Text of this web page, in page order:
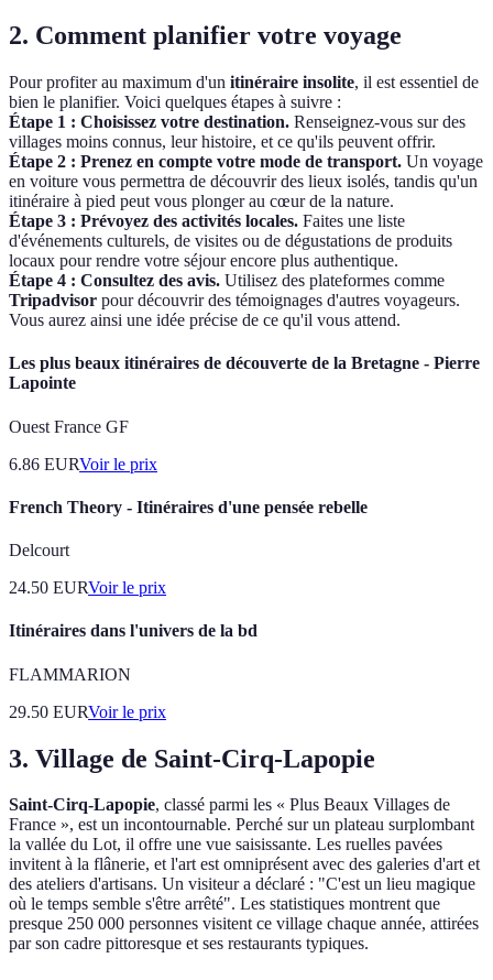
2. Comment planifier votre voyage
Pour profiter au maximum d'un itinéraire insolite, il est essentiel de
bien le planifier. Voici quelques étapes à suivre :
Étape 1 : Choisissez votre destination. Renseignez-vous sur des
villages moins connus, leur histoire, et ce qu'ils peuvent offrir.
Étape 2 : Prenez en compte votre mode de transport. Un voyage
en voiture vous permettra de découvrir des lieux isolés, tandis qu'un
itinéraire à pied peut vous plonger au cœur de la nature.
Étape 3 : Prévoyez des activités locales. Faites une liste
d'événements culturels, de visites ou de dégustations de produits
locaux pour rendre votre séjour encore plus authentique.
Étape 4 : Consultez des avis. Utilisez des plateformes comme
Tripadvisor pour découvrir des témoignages d'autres voyageurs.
Vous aurez ainsi une idée précise de ce qu'il vous attend.
Les plus beaux itinéraires de découverte de la Bretagne - Pierre
Lapointe
Ouest France GF
6.86 EURVoir le prix
French Theory - Itinéraires d'une pensée rebelle
Delcourt
24.50 EURVoir le prix
Itinéraires dans l'univers de la bd
FLAMMARION
29.50 EURVoir le prix
3. Village de Saint-Cirq-Lapopie
Saint-Cirq-Lapopie, classé parmi les « Plus Beaux Villages de
France », est un incontournable. Perché sur un plateau surplombant
la vallée du Lot, il offre une vue saisissante. Les ruelles pavées
invitent à la flânerie, et l'art est omniprésent avec des galeries d'art et
des ateliers d'artisans. Un visiteur a déclaré : "C'est un lieu magique
où le temps semble s'être arrêté". Les statistiques montrent que
presque 250 000 personnes visitent ce village chaque année, attirées
par son cadre pittoresque et ses restaurants typiques.